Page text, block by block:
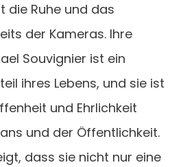
die Ruhe und das
der Kameras. Ihre
Souvignier ist ein
ihres Lebens, und sie ist
und Ehrlichkeit
und der Öffentlichkeit.
dass sie nicht nur eine